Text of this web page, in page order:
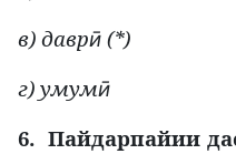
в) даврӣ (*)
г) умумӣ
6. Пайдарпайии